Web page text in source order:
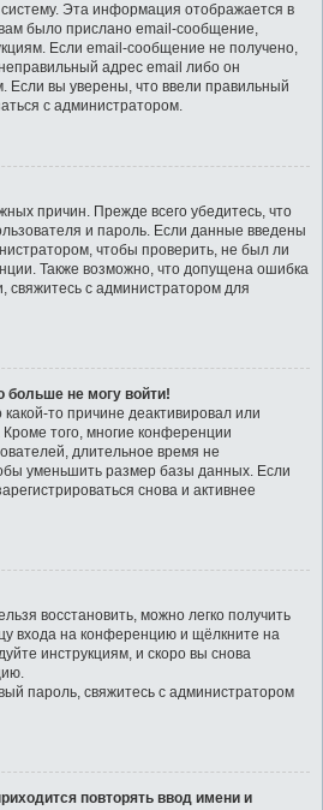
Эта информация отображается в
было прислано email-сообщение,
Если email-сообщение не получено,
адрес email либо он
Если вы уверены, что ввели правильный
с администратором.
причин. Прежде всего убедитесь, что
и пароль. Если данные введены
чтобы проверить, не был ли
Также возможно, что допущена ошибка
свяжитесь с администратором для
больше не могу войти!
то причине деактивировал или
того, многие конференции
длительное время не
уменьшить размер базы данных. Если
снова и активнее
восстановить, можно легко получить
входа на конференцию и щёлкните на
инструкциям, и скоро вы снова
пароль, свяжитесь с администратором
повторять ввод имени и